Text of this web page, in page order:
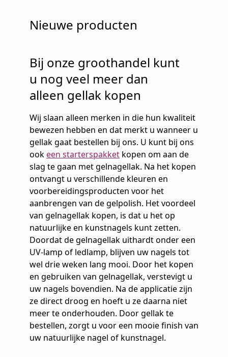
Nieuwe producten
Bij onze groothandel kunt
u nog veel meer dan
alleen gellak kopen
Wij slaan alleen merken in die hun kwaliteit
bewezen hebben en dat merkt u wanneer u
gellak gaat bestellen bij ons. U kunt bij ons
ook een starterspakket kopen om aan de
slag te gaan met gelnagellak. Na het kopen
ontvangt u verschillende kleuren en
voorbereidingsproducten voor het
aanbrengen van de gelpolish. Het voordeel
van gelnagellak kopen, is dat u het op
natuurlijke en kunstnagels kunt zetten.
Doordat de gelnagellak uithardt onder een
UV-lamp of ledlamp, blijven uw nagels tot
wel drie weken lang mooi. Door het kopen
en gebruiken van gelnagellak, verstevigt u
uw nagels bovendien. Na de applicatie zijn
ze direct droog en hoeft u ze daarna niet
meer te onderhouden. Door gellak te
bestellen, zorgt u voor een mooie finish van
uw natuurlijke nagel of kunstnagel.